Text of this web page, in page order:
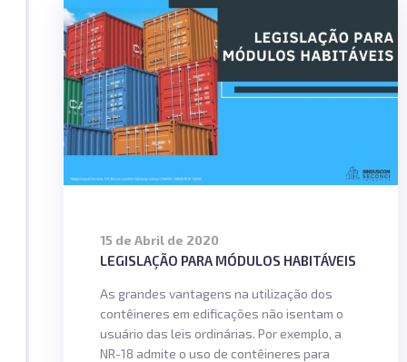
15 de Abril de 2020
LEGISLAÇÃO PARA MÓDULOS HABITÁVEIS
As grandes vantagens na utilização dos
contêineres em edificações não isentam o
usuário das leis ordinárias. Por exemplo, a
NR-18 admite o uso de contêineres para